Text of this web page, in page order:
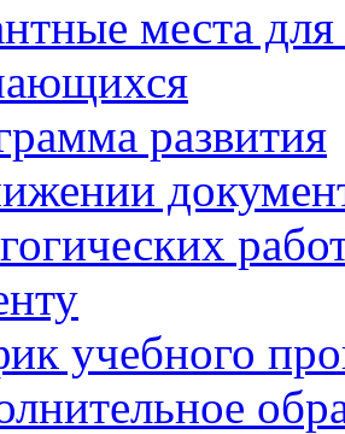
места
развития
учебного